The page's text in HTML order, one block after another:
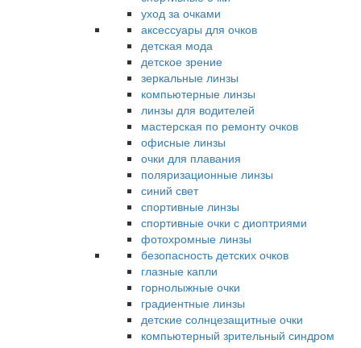
уход за очками
аксессуары для очков
детская мода
детское зрение
зеркальные линзы
компьютерные линзы
линзы для водителей
мастерская по ремонту очков
офисные линзы
очки для плавания
поляризационные линзы
синий свет
спортивные линзы
спортивные очки с диоптриями
фотохромные линзы
безопасность детских очков
глазные капли
горнолыжные очки
градиентные линзы
детские солнцезащитные очки
компьютерный зрительный синдром